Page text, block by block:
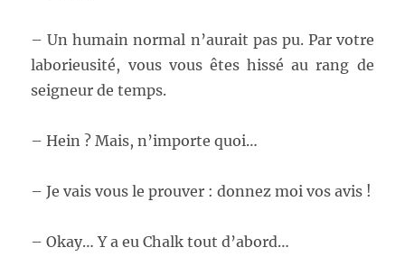
– Un humain normal n’aurait pas pu. Par votre
laborieusité, vous vous êtes hissé au rang de
seigneur de temps.
– Hein ? Mais, n’importe quoi…
– Je vais vous le prouver : donnez moi vos avis !
– Okay… Y a eu Chalk tout d’abord…